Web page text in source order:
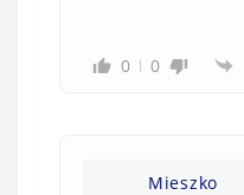
0 0
Mieszko